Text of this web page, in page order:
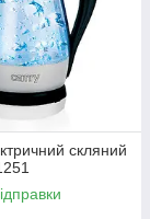
скляний